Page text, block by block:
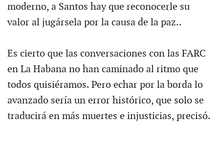
moderno, a Santos hay que reconocerle su
valor al jugársela por la causa de la paz..
Es cierto que las conversaciones con las FARC
en La Habana no han caminado al ritmo que
todos quisiéramos. Pero echar por la borda lo
avanzado sería un error histórico, que solo se
traducirá en más muertes e injusticias, precisó.